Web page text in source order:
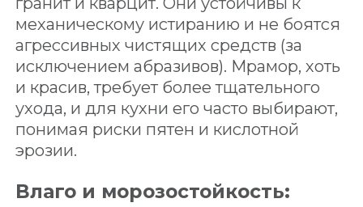
механическому истиранию и не боятся
агрессивных чистящих средств (за
исключением абразивов). Мрамор, хоть
и красив, требует более тщательного
ухода, и для кухни его часто выбирают,
понимая риски пятен и кислотной
эрозии.
Влаго и морозостойкость: